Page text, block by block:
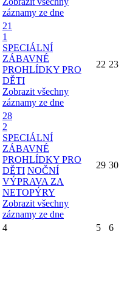
záznamy ze dne
21
1
SPECIÁLNÍ
ZÁBAVNÉ
PROHLÍDKY PRO
DĚTI
Zobrazit všechny
záznamy ze dne
22 23
28
2
SPECIÁLNÍ
ZÁBAVNÉ
PROHLÍDKY PRO
DĚTI NOČNÍ
VÝPRAVA ZA
NETOPÝRY
Zobrazit všechny
záznamy ze dne
29 30
4 5 6